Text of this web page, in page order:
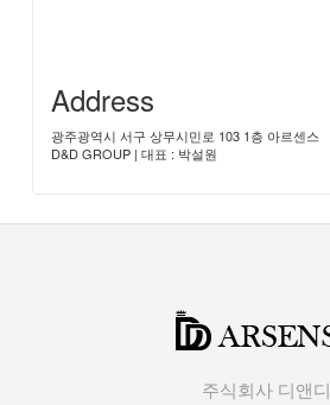
Address
광주광역시 서구 상무시민로 103 1층 아르센스
D&D GROUP | 대표 : 박설원
주식회사 디앤디